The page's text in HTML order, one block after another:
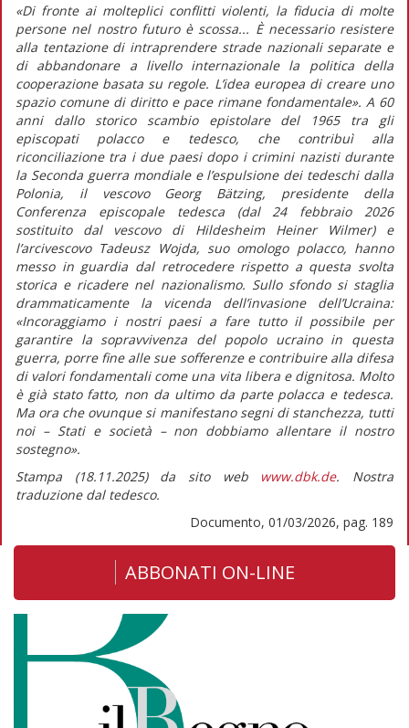
«Di fronte ai molteplici conflitti violenti, la fiducia di molte
persone nel nostro futuro è scossa... È necessario resistere
alla tentazione di intraprendere strade nazionali separate e
di abbandonare a livello internazionale la politica della
cooperazione basata su regole. L’idea europea di creare uno
spazio comune di diritto e pace rimane fondamentale». A 60
anni dallo storico scambio epistolare del 1965 tra gli
episcopati polacco e tedesco, che contribuì alla
riconciliazione tra i due paesi dopo i crimini nazisti durante
la Seconda guerra mondiale e l’espulsione dei tedeschi dalla
Polonia, il vescovo Georg Bätzing, presidente della
Conferenza episcopale tedesca (dal 24 febbraio 2026
sostituito dal vescovo di Hildesheim Heiner Wilmer) e
l’arcivescovo Tadeusz Wojda, suo omologo polacco, hanno
messo in guardia dal retrocedere rispetto a questa svolta
storica e ricadere nel nazionalismo. Sullo sfondo si staglia
drammaticamente la vicenda dell’invasione dell’Ucraina:
«Incoraggiamo i nostri paesi a fare tutto il possibile per
garantire la sopravvivenza del popolo ucraino in questa
guerra, porre fine alle sue sofferenze e contribuire alla difesa
di valori fondamentali come una vita libera e dignitosa. Molto
è già stato fatto, non da ultimo da parte polacca e tedesca.
Ma ora che ovunque si manifestano segni di stanchezza, tutti
noi – Stati e società – non dobbiamo allentare il nostro
sostegno».
Stampa (18.11.2025) da sito web www.dbk.de. Nostra
traduzione dal tedesco.
Documento, 01/03/2026, pag. 189
ABBONATI ON-LINE